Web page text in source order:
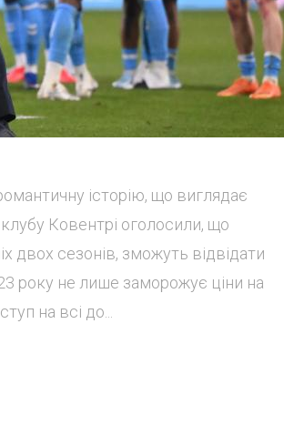
історію, що виглядає
Ковентрі оголосили, що
двох сезонів, зможуть відвідати
року не лише заморожує ціни на
на всі до...